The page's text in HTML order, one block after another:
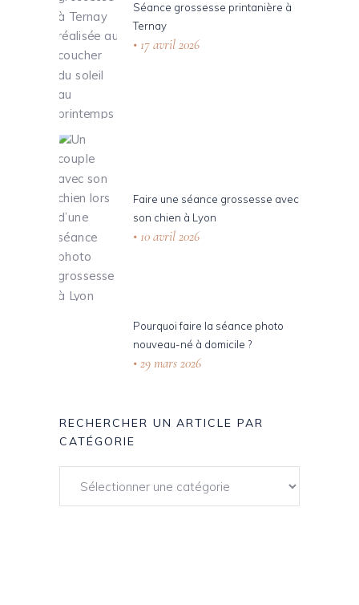
Séance grossesse printanière à
Ternay
17 avril 2026
Faire une séance grossesse avec
son chien à Lyon
10 avril 2026
Pourquoi faire la séance photo
nouveau-né à domicile ?
29 mars 2026
RECHERCHER UN ARTICLE PAR
CATÉGORIE